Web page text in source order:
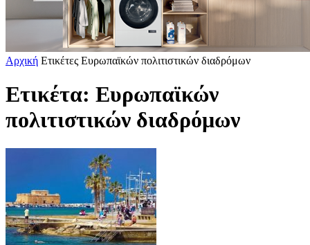
Αρχική Ετικέτες Ευρωπαϊκών πολιτιστικών διαδρόμων
Ετικέτα: Ευρωπαϊκών
πολιτιστικών διαδρόμων